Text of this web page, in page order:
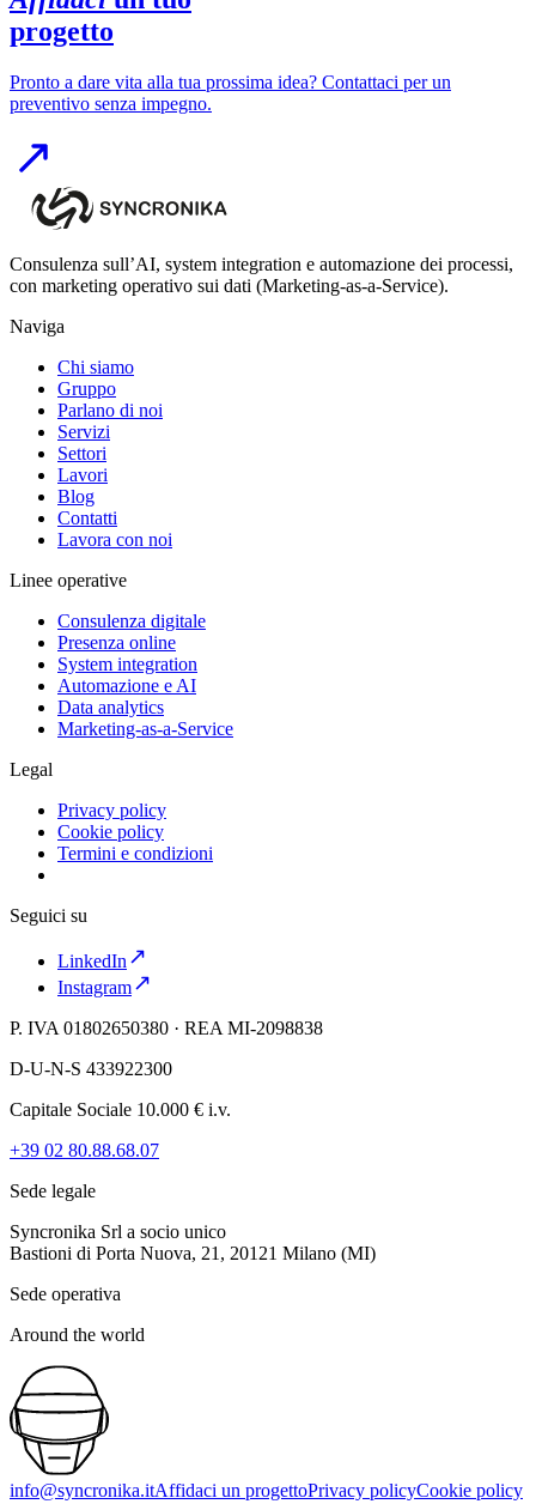
progetto
Pronto a dare vita alla tua prossima idea? Contattaci per un
preventivo senza impegno.
Consulenza sull’AI, system integration e automazione dei processi,
con marketing operativo sui dati (Marketing-as-a-Service).
Naviga
Chi siamo
Gruppo
Parlano di noi
Servizi
Settori
Lavori
Blog
Contatti
Lavora con noi
Linee operative
Consulenza digitale
Presenza online
System integration
Automazione e AI
Data analytics
Marketing-as-a-Service
Legal
Privacy policy
Cookie policy
Termini e condizioni
Seguici su
LinkedIn
Instagram
P. IVA 01802650380 · REA MI-2098838
D-U-N-S 433922300
Capitale Sociale 10.000 € i.v.
+39 02 80.88.68.07
Sede legale
Syncronika Srl a socio unico
Bastioni di Porta Nuova, 21, 20121 Milano (MI)
Sede operativa
Around the world
info@syncronika.itAffidaci un progettoPrivacy policyCookie policy